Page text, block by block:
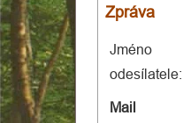
Zpráva
Jméno
odesílatele:
Mail